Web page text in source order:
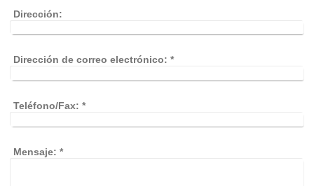
Dirección:
Dirección de correo electrónico: *
Teléfono/Fax: *
Mensaje: *